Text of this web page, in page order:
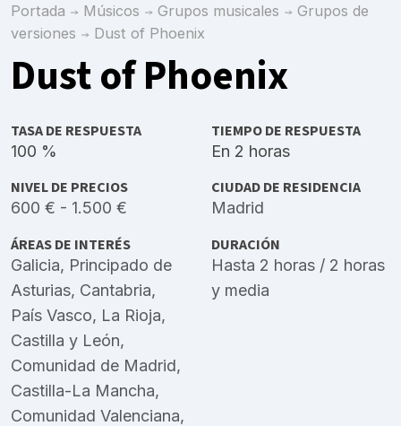
Portada Músicos Grupos musicales
Grupos de
versiones
Dust of Phoenix
Dust of Phoenix
TASA DE RESPUESTA
100 %
TIEMPO DE RESPUESTA
En 2 horas
NIVEL DE PRECIOS
600 € - 1.500 €
CIUDAD DE RESIDENCIA
Madrid
ÁREAS DE INTERÉS
Galicia, Principado de
Asturias, Cantabria,
País Vasco, La Rioja,
Castilla y León,
Comunidad de Madrid,
Castilla-La Mancha,
Comunidad Valenciana,
DURACIÓN
Hasta 2 horas / 2 horas
y media